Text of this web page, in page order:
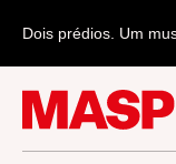
Dois prédios. Um